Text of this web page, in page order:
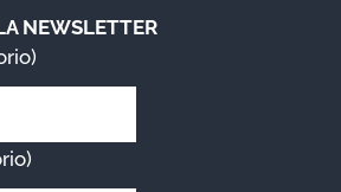
NEWSLETTER